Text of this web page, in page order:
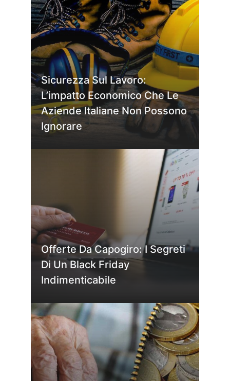
Sicurezza Sul Lavoro:
L’impatto Economico Che Le
Aziende Italiane Non Possono
Ignorare
Offerte Da Capogiro: I Segreti
Di Un Black Friday
Indimenticabile